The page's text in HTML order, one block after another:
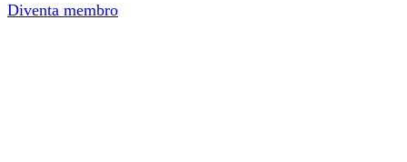
Diventa membro